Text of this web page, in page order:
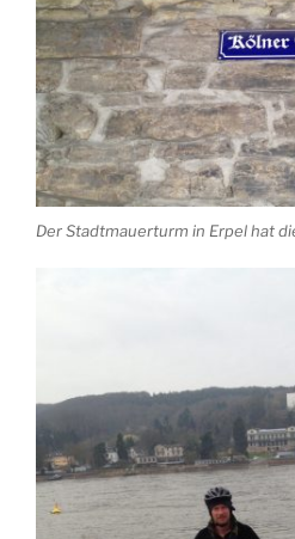
Der Stadtmauerturm in Erpel hat